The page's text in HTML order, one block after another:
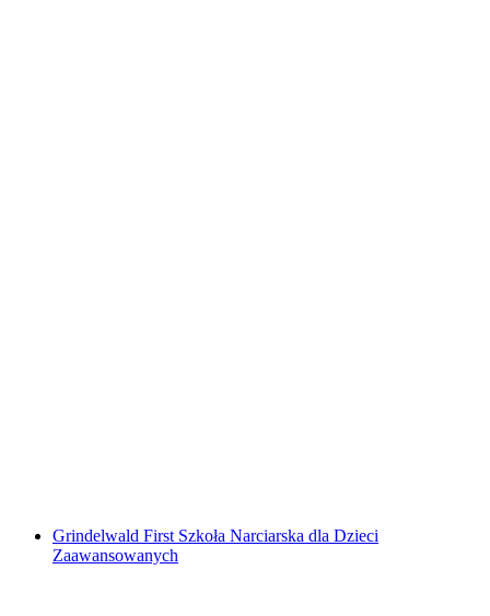
Grindelwald First Szkoła Narciarska dla Dzieci
Zaawansowanych